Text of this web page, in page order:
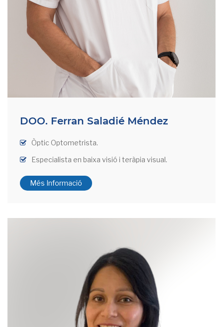
DOO. Ferran Saladié Méndez
Òptic Optometrista.
Especialista en baixa visió i teràpia visual.
Més Informació